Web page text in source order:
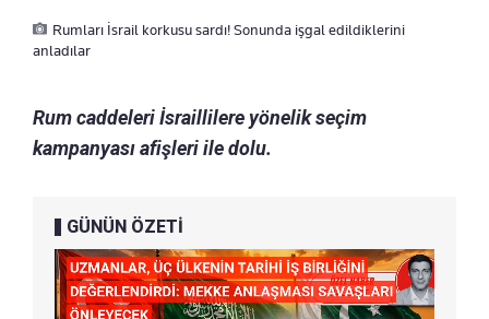
Rumları İsrail korkusu sardı! Sonunda işgal edildiklerini
anladılar
Rum caddeleri İsraillilere yönelik seçim
kampanyası afişleri ile dolu.
GÜNÜN ÖZETİ